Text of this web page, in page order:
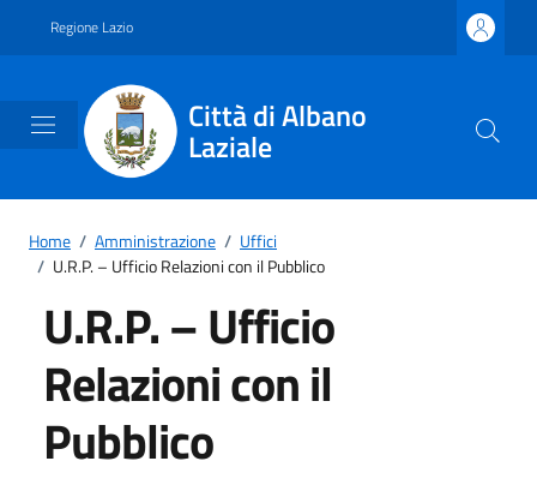
Regione Lazio
Città di Albano
Laziale
Home / Amministrazione / Uffici
/ U.R.P. – Ufficio Relazioni con il Pubblico
U.R.P. – Ufficio
Relazioni con il
Pubblico